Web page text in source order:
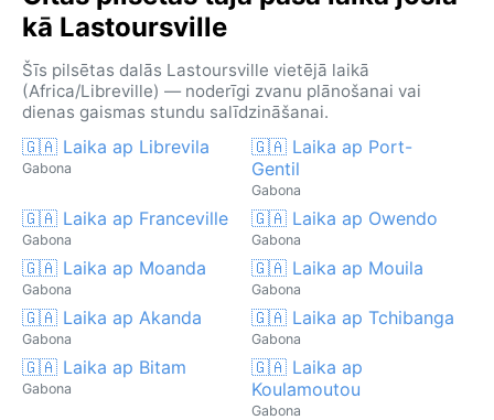
kā Lastoursville
Šīs pilsētas dalās Lastoursville vietējā laikā
(Africa/Libreville) — noderīgi zvanu plānošanai vai
dienas gaismas stundu salīdzināšanai.
🇬🇦 Laika ap Librevila
Gabona
🇬🇦 Laika ap Port-
Gentil
Gabona
🇬🇦 Laika ap Franceville
Gabona
🇬🇦 Laika ap Owendo
Gabona
🇬🇦 Laika ap Moanda
Gabona
🇬🇦 Laika ap Mouila
Gabona
🇬🇦 Laika ap Akanda
Gabona
🇬🇦 Laika ap Tchibanga
Gabona
🇬🇦 Laika ap Bitam
Gabona
🇬🇦 Laika ap
Koulamoutou
Gabona